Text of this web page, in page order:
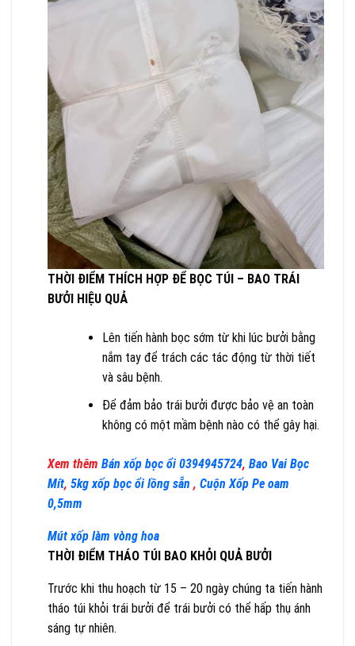
THỜI ĐIỂM THÍCH HỢP ĐỂ BỌC TÚI – BAO TRÁI
BƯỞI HIỆU QUẢ
Lên tiến hành bọc sớm từ khi lúc bưởi bằng
nắm tay để trách các tác động từ thời tiết
và sâu bệnh.
Để đảm bảo trái bưởi được bảo vệ an toàn
không có một mầm bệnh nào có thể gây hại.
Xem thêm Bán xốp bọc ổi 0394945724, Bao Vai Bọc
Mít, 5kg xốp bọc ổi lồng sẵn , Cuộn Xốp Pe oam
0,5mm
Mút xốp làm vòng hoa
THỜI ĐIỂM THÁO TÚI BAO KHỎI QUẢ BƯỞI
Trước khi thu hoạch từ 15 – 20 ngày chúng ta tiến hành
tháo túi khỏi trái bưởi để trái bưởi có thể hấp thụ ánh
sáng tự nhiên.